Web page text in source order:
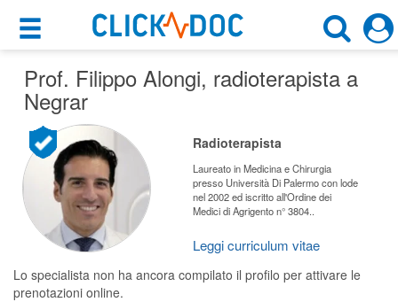
×
Motore di ricerca
×
Radioterapista
Negrar (VR)
CERCA
Cosa possiamo offrirti
Per i pazienti
Prenota una visita
Ricerca specialisti
Consulti online
Prof. Filippo Alongi, radioterapista a
Negrar
Radioterapista
Laureato in Medicina e Chirurgia
presso Università Di Palermo con lode
nel 2002 ed iscritto all'Ordine dei
Medici di Agrigento n° 3804..
Leggi curriculum vitae
Lo specialista non ha ancora compilato il profilo per attivare le
prenotazioni online.